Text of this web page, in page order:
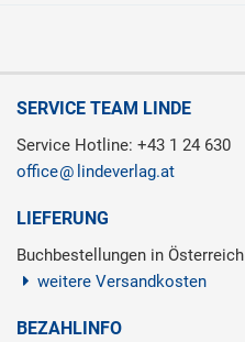
SERVICE TEAM LINDE
Service Hotline: +43 1 24 630
office
lindeverlag.at
LIEFERUNG
Buchbestellungen in Österreich
weitere Versandkosten
BEZAHLINFO